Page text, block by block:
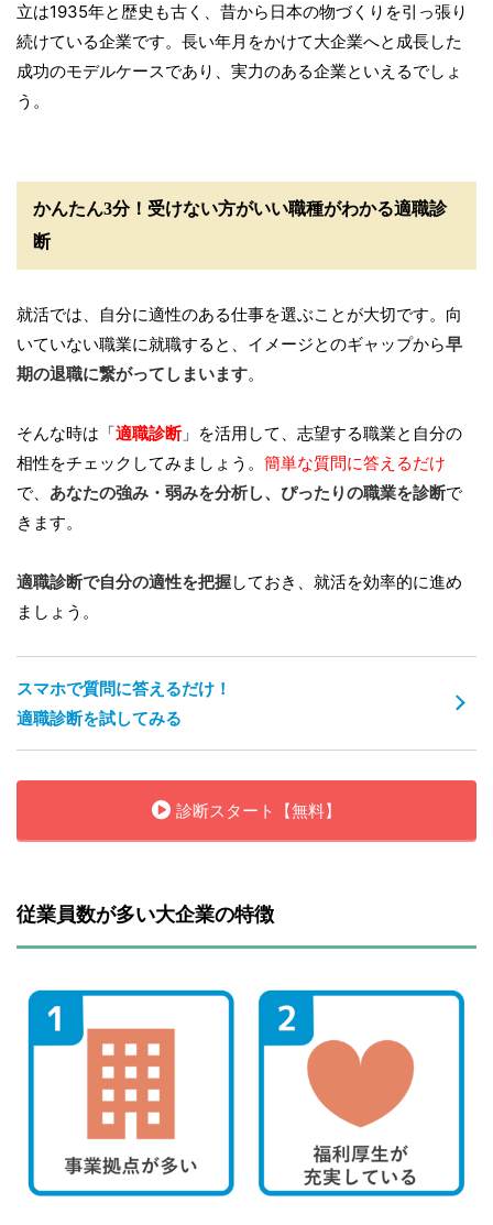
立は1935年と歴史も古く、昔から日本の物づくりを引っ張り
続けている企業です。長い年月をかけて大企業へと成長した
成功のモデルケースであり、実力のある企業といえるでしょ
う。
かんたん3分！受けない方がいい職種がわかる適職診
断
就活では、自分に適性のある仕事を選ぶことが大切です。向
いていない職業に就職すると、イメージとのギャップから早
期の退職に繋がってしまいます。
そんな時は「適職診断」を活用して、志望する職業と自分の
相性をチェックしてみましょう。 簡単な質問に答えるだけ
で、 あなたの強み・弱みを分析し、ぴったりの職業を診断で
きます。
適職診断で自分の適性を把握しておき、就活を効率的に進め
ましょう。
スマホで質問に答えるだけ！
適職診断を試してみる
診断スタート【無料】
従業員数が多い大企業の特徴